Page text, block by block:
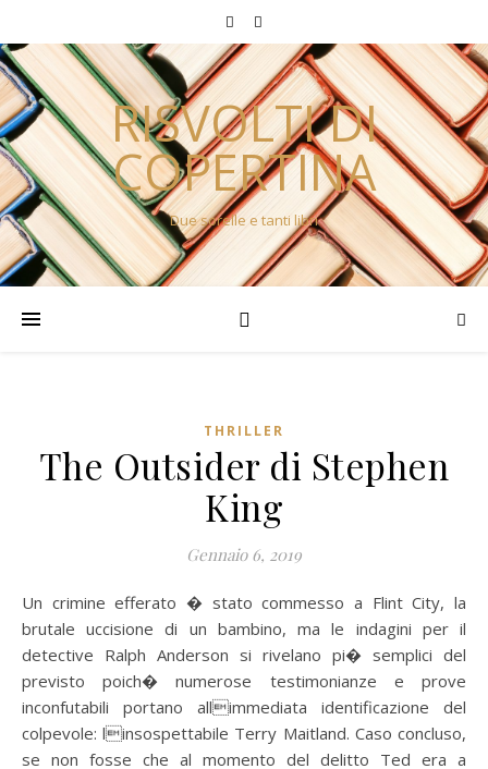
RISVOLTI DI
COPERTINA
Due sorelle e tanti libri
THRILLER
The Outsider di Stephen
King
Gennaio 6, 2019
Un crimine efferato � stato commesso a Flint City, la
brutale uccisione di un bambino, ma le indagini per il
detective Ralph Anderson si rivelano pi� semplici del
previsto poich� numerose testimonianze e prove
inconfutabili portano allimmediata identificazione del
colpevole: linsospettabile Terry Maitland. Caso concluso,
se non fosse che al momento del delitto Ted era a